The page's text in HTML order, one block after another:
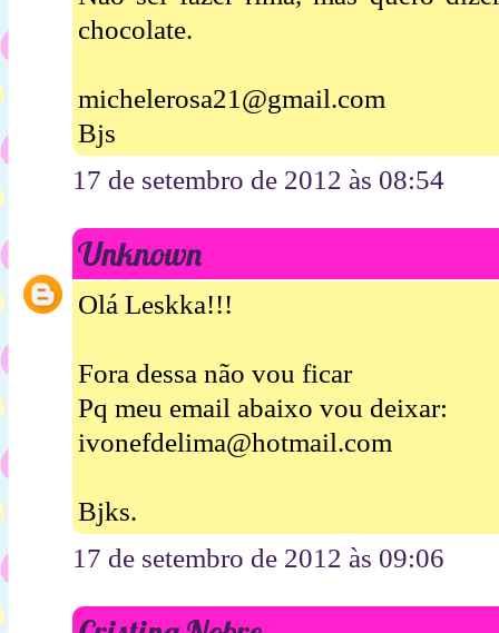
chocolate.
michelerosa21@gmail.com
Bjs
17 de setembro de 2012 às 08:54
Unknown
Olá Leskka!!!
Fora dessa não vou ficar
Pq meu email abaixo vou deixar:
ivonefdelima@hotmail.com
Bjks.
17 de setembro de 2012 às 09:06